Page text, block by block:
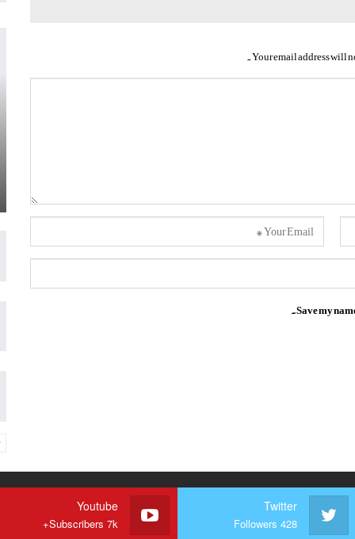
Your email address will
Save my
Twitter
Followers 428
Youtube
Subscribers 7k+